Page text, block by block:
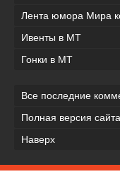
Лента юмора Мира
Ивенты в МТ
Гонки в МТ
Все последние
Полная версия сайта
Наверх